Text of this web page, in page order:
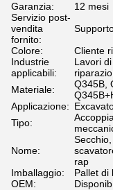
Garanzia:
12 mesi
Servizio post-
vendita
fornito:
Colore:
Cliente
Industrie
applicabili:
Lavori
Materiale:
Q345B,
Applicazione:
Tipo:
Nome:
rap
Imballaggio:
Pallet di
OEM: